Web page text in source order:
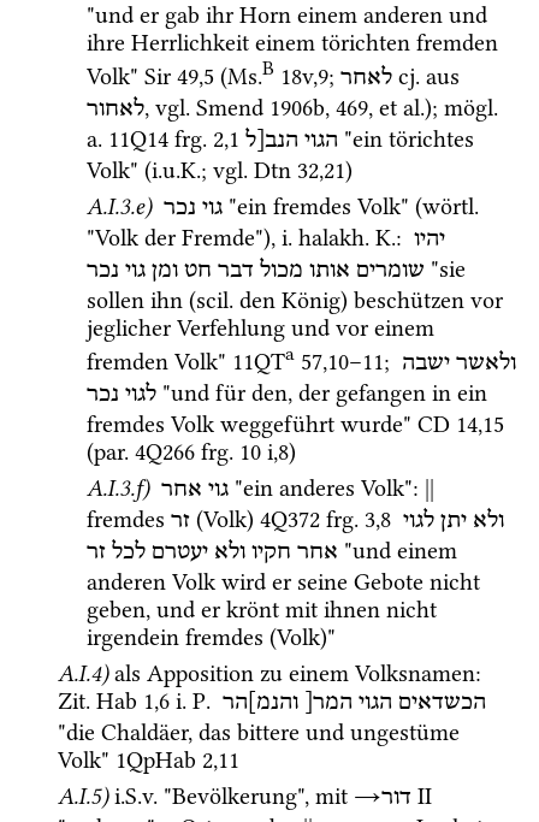
"und er gab ihr Horn einem anderen und
ihre Herrlichkeit einem törichten fremden
Volk" Sir 49,5 (Ms.B 18v,9; לאחר cj.
לאחור, vgl. Smend 1906b, 469, et al.); mögl.
a. 11Q14 frg. 2,1 הגוי הנב[ל
"ein törichtes
Volk" (i.u.K.; vgl. Dtn 32,21)
A.I.3.e) גוי נכר "ein fremdes Volk" (wörtl.
"Volk der Fremde"), i. halakh. K.: יהיו
שומרים אותו מכול דבר חט ומן גוי נכר
"sie
sollen ihn (scil. den König) beschützen vor
jeglicher Verfehlung und vor einem
fremden Volk" 11QTa 57,10–11; ולאשר ישבה
לגוי נכר
"und für den, der gefangen in ein
fremdes Volk weggeführt wurde" CD 14,15
(par. 4Q266 frg. 10 i,8)
A.I.3.f) גוי אחר "ein anderes Volk": ||
fremdes זר (Volk) 4Q372 frg. 3,8 ולא יתן לגוי
אחר חקיו ולא יעטרם לכל זר
"und einem
anderen Volk wird er seine Gebote nicht
geben, und er krönt mit ihnen nicht
irgendein fremdes (Volk)"
A.I.4)als Apposition zu einem Volksnamen
Zit. Hab 1,6 i. P. הכשדאים הגוי המר[ והנמ]הר
"die Chaldäer, das bittere und ungestüme
Volk" 1QpHab 2,11
A.I.5)i.S.v. "Bevölkerung", mit →דור ‎ II